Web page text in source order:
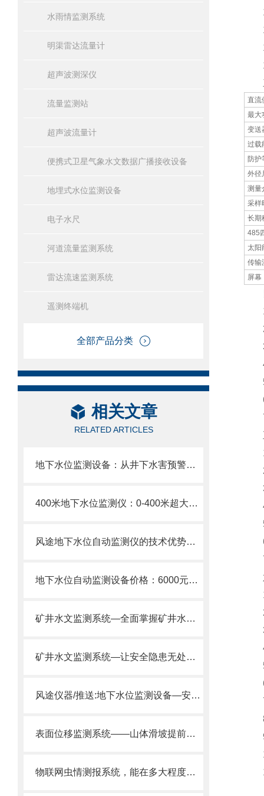
水雨情监测系统
明渠雷达流量计
超声波测深仪
流量监测站
超声波流量计
便携式卫星气象水文数据广播接收设备
地埋式水位监测设备
电子水尺
河道流量监测系统
雷达流速监测系统
遥测终端机
全部产品分类
相关文章
RELATED ARTICLES
地下水位监测设备：从井下水害预警到地下水动态管理全适配深井水位监测终端
400米地下水位监测仪：0-400米超大量程深井矿井地热井水位监测“一探到底”
风途地下水位自动监测仪的技术优势：地下水超采治理，先要“看住”水位。
地下水位自动监测设备价格：6000元起，深井/地下水监测适用
矿井水文监测系统—全面掌握矿井水文状况的动态变化
矿井水文监测系统—让安全隐患无处遁形的地下水位监测仪2025推送
风途仪器/推送:地下水位监测设备—安装简单方便的防爆地下水位监测仪
表面位移监测系统——山体滑坡提前预警监测：防范地质灾害。
物联网虫情测报系统，能在多大程度上助力农业防灾减灾？让我们一探究竟！
12
13
14
15
三
直流
最大
变送
过载
防护
外径
测量
采样
长期
485
太阳
传输
屏幕
1
2
3
4
5
6
7
五
1
2
3
4
5
6
7
六
1
2
3
4
5
6
7
8
9
10
11